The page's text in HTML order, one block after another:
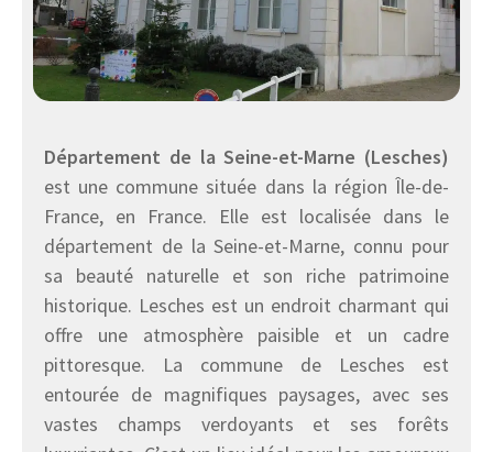
Département de la Seine-et-Marne (Lesches)
est une commune située dans la région Île-de-
France, en France. Elle est localisée dans le
département de la Seine-et-Marne, connu pour
sa beauté naturelle et son riche patrimoine
historique. Lesches est un endroit charmant qui
offre une atmosphère paisible et un cadre
pittoresque. La commune de Lesches est
entourée de magnifiques paysages, avec ses
vastes champs verdoyants et ses forêts